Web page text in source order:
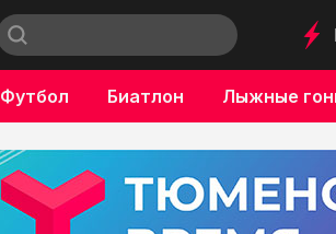
Футбол Биатлон Лыжные